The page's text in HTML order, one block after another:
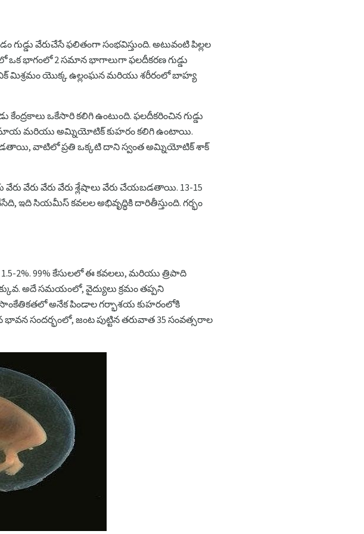
వేరుచేసే ఫలితంగా సంభవిస్తుంది. అటువంటి పిల్లల
ఒక భాగంలో 2 సమాన భాగాలుగా ఫలదీకరణ గుడ్డు
మిశ్రమం యొక్క ఉల్లంఘన మరియు శరీరంలో బాహ్య
ఒకేసారి కలిగి ఉంటుంది. ఫలదీకరించిన గుడ్డు
దాని మాయ మరియు అమ్నియోటిక్ కుహరం కలిగి ఉంటాయి.
వాటిలో ప్రతి ఒక్కటి దాని స్వంత అమ్నియోటిక్ శాక్
వేరు వేరు వేరు వేరు శ్లేషాలు వేరు చేయబడతాయి. 13-15
ఇది సియమీస్ కవలల అభివృద్ధికి దారితీస్తుంది. గర్భం
2%. 99% కేసులలో ఈ కవలలు, మరియు త్రిపాది
అదే సమయంలో, వైద్యులు క్రమం తప్పని
సాంకేతికతలో అనేక పిండాల గర్భాశయ కుహరంలోకి
సందర్భంలో, జంట పుట్టిన తరువాత 35 సంవత్సరాల